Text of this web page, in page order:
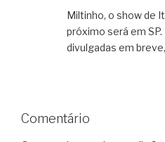
Miltinho, o show de
próximo será em
divulgadas em
Comentário